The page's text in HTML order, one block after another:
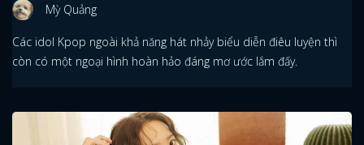
Mỳ Quảng
Các idol Kpop ngoài khả năng hát nhảy biểu diễn điêu luyện thì
còn có một ngoại hình hoàn hảo đáng mơ ước lắm đấy.